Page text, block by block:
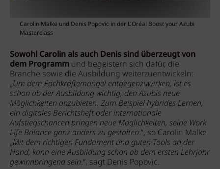
Carolin Malke und Denis Popovic in der L'Oréal Boost your Azubi
Masterclass
Sowohl Carolin als auch Denis sind überzeugt von
dem Programm und begeistern sich dafür, die
Branche sowie die Ausbildung weiterzuentwickeln:
„Um dem Fachkräftemangel entgegenzuwirken, ist es
schon ab der Ausbildung wichtig, den Azubis neue
Möglichkeiten anzubieten. Zum Beispiel hybrides Lernen,
ein digitales Berichtsheft oder internationale
Aufstiegschancen bringen neue Möglichkeiten, seine Work
Life Balance ganz anders zu gestalten.“, so Carolin Malke.
„Mit dem richtigen Fundament und guten Tools an der
Hand, kann eine Ausbildung schon ab dem ersten Lehrjahr
gewinnbringend sein.“, sagt Denis Popovic.